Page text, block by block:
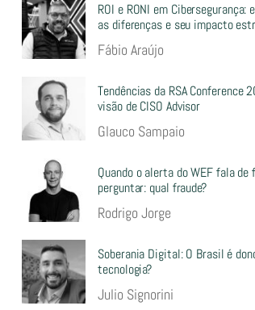
ROI e RONI em Cibersegurança:
as diferenças e seu impacto
Fábio Araújo
Tendências da RSA Conference
visão de CISO Advisor
Glauco Sampaio
Quando o alerta do WEF fala de
perguntar: qual fraude?
Rodrigo Jorge
Soberania Digital: O Brasil é
tecnologia?
Julio Signorini